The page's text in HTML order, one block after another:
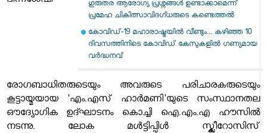
ഗുരുതര ആരോഗ്യ പ്രശ്നങ്ങള്‍ ഉണ്ടാക്കാമെന്ന്
പ്രമേഹ ചികിത്സാവിദഗ്ധരുടെ കണ്ടെത്തല്‍
കോവിഡ്-19 മഹാരാഷ്ട്രയിൽ വീണ്ടും... കഴിഞ്ഞ 10
ദിവസത്തിനിടെ കോവിഡ് കേസുകളിൽ ഗണ്യമായ
വർദ്ധനവ്
രോഗബാധിതരുടെയും അവരുടെ പരിചാരകരുടെയും
കൂട്ടായ്മയായ 'എം.എസ് ഹാർമണി'യുടെ സംസ്ഥാനതല
ഔദ്യോഗിക ഉദ്ഘാടനം കൊച്ചി ഐ.എം.എ ഹൗസിൽ
നടന്നു. ലോക മൾട്ടിപ്പിൾ സ്ക്ലീറോസിസ്